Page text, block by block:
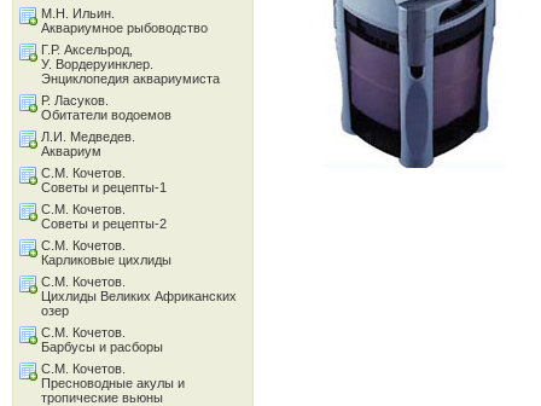
М.Н. Ильин.
Аквариумное рыбоводство
Г.Р. Аксельрод,
У. Вордеруинклер.
Энциклопедия аквариумиста
Р. Ласуков.
Обитатели водоемов
Л.И. Медведев.
Аквариум
С.М. Кочетов.
Советы и рецепты-1
С.М. Кочетов.
Советы и рецепты-2
С.М. Кочетов.
Карликовые цихлиды
С.М. Кочетов.
Цихлиды Великих Африканских
озер
С.М. Кочетов.
Барбусы и расборы
С.М. Кочетов.
Пресноводные акулы и
тропические вьюны